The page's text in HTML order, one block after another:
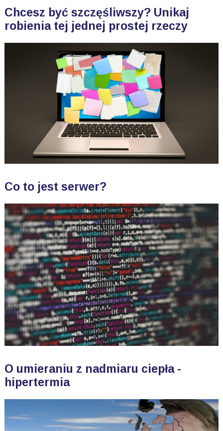
Chcesz być szczęśliwszy? Unikaj
robienia tej jednej prostej rzeczy
Co to jest serwer?
O umieraniu z nadmiaru ciepła -
hipertermia